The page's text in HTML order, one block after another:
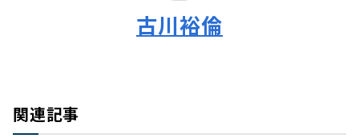
古川裕倫
関連記事